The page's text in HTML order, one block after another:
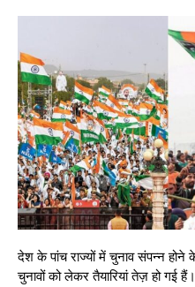
देश के पांच राज्यों में चुनाव संपन्न होने
चुनावों को लेकर तैयारियां तेज़ हो गई